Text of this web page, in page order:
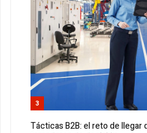
3
Tácticas B2B: el reto de llegar